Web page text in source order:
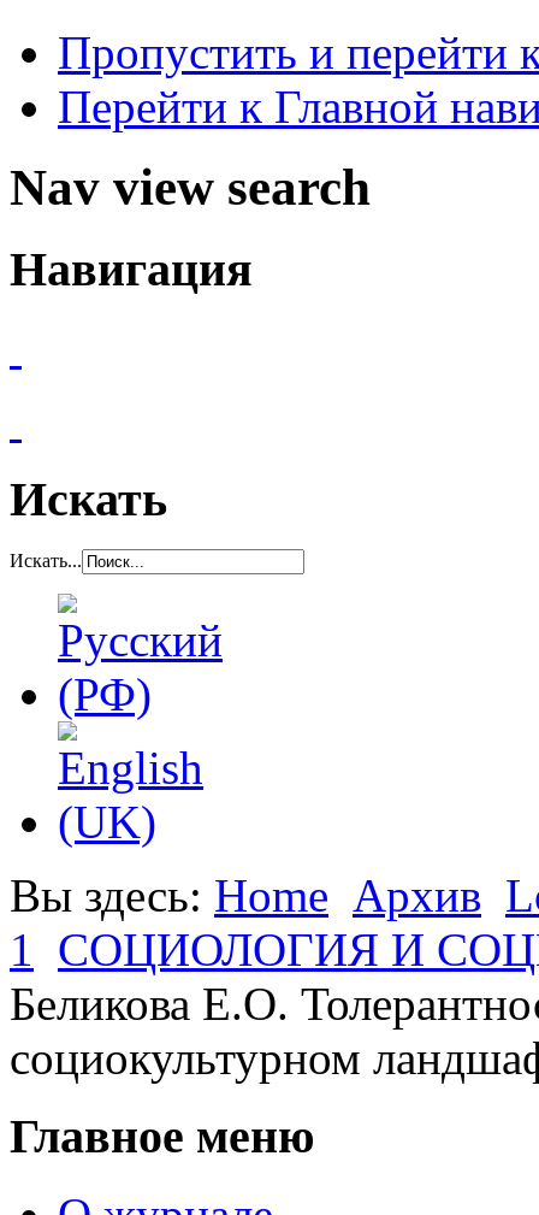
Пропустить и перейти
Перейти к Главной
Nav view search
Навигация
Искать
Искать...
Вы здесь: Home Архив
1 СОЦИОЛОГИЯ И
Беликова Е.О.
социокультурном
Главное меню